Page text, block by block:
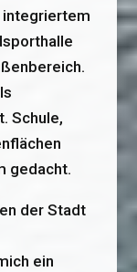
integriertem
Schule,
gedacht.
der Stadt
ein